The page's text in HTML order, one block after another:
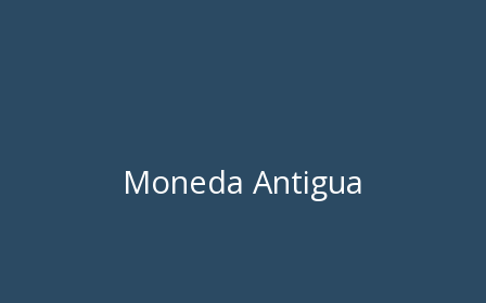
Moneda Antigua